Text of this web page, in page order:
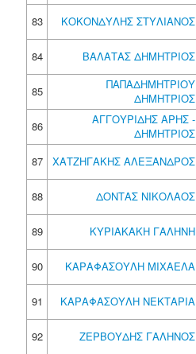
83
ΚΟΚΟΝΔΥΛΗΣ ΣΤΥΛΙΑΝΟΣ
84
ΒΑΛΑΤΑΣ ΔΗΜΗΤΡΙΟΣ
85
ΠΑΠΑΔΗΜΗΤΡΙΟΥ
ΔΗΜΗΤΡΙΟΣ
86
ΑΓΓΟΥΡΙΔΗΣ ΑΡΗΣ -
ΔΗΜΗΤΡΙΟΣ
87
ΧΑΤΖΗΓΑΚΗΣ ΑΛΕΞΑΝΔΡΟΣ
88
ΔΟΝΤΑΣ ΝΙΚΟΛΑΟΣ
89
ΚΥΡΙΑΚΑΚΗ ΓΑΛΗΝΗ
90
ΚΑΡΑΦΑΣΟΥΛΗ ΜΙΧΑΕΛΑ
91
ΚΑΡΑΦΑΣΟΥΛΗ ΝΕΚΤΑΡΙΑ
92
ΖΕΡΒΟΥΔΗΣ ΓΑΛΗΝΟΣ